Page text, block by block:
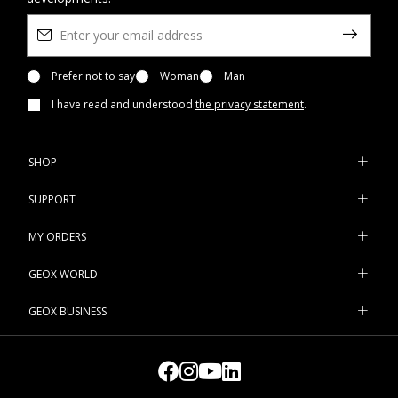
Prefer not to say Woman
Man
I have read and understood the privacy statement.
SHOP
SUPPORT
MY ORDERS
GEOX WORLD
GEOX BUSINESS